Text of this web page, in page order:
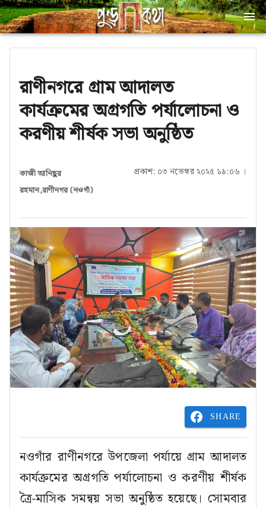
রাণীনগরে গ্রাম আদালত
কার্যক্রমের অগ্রগতি পর্যালোচনা ও
করণীয় শীর্ষক সভা অনুষ্ঠিত
কাজী আনিছুর
রহমান,রাণীনগর (নওগাঁ)
প্রকাশ: ০৩ নভেম্বর ২০২৫ ১৯:০৬ ।
SHARE
নওগাঁর রাণীনগরে উপজেলা পর্যায়ে গ্রাম আদালত
কার্যক্রমের অগ্রগতি পর্যালোচনা ও করণীয় শীর্ষক
ত্রৈ-মাসিক সমন্বয় সভা অনুষ্ঠিত হয়েছে। সোমবার